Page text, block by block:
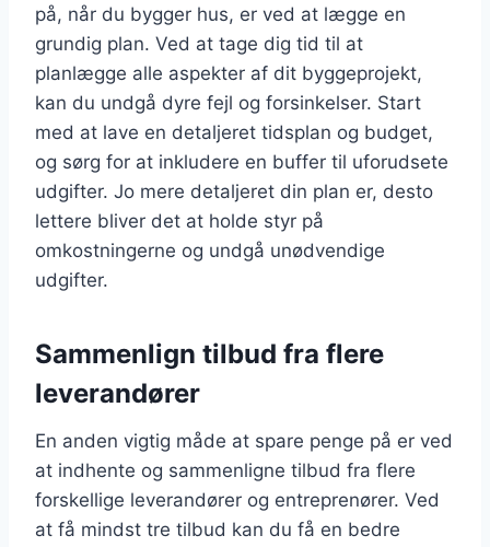
på, når du bygger hus, er ved at lægge en
grundig plan. Ved at tage dig tid til at
planlægge alle aspekter af dit byggeprojekt,
kan du undgå dyre fejl og forsinkelser. Start
med at lave en detaljeret tidsplan og budget,
og sørg for at inkludere en buffer til uforudsete
udgifter. Jo mere detaljeret din plan er, desto
lettere bliver det at holde styr på
omkostningerne og undgå unødvendige
udgifter.
Sammenlign tilbud fra flere
leverandører
En anden vigtig måde at spare penge på er ved
at indhente og sammenligne tilbud fra flere
forskellige leverandører og entreprenører. Ved
at få mindst tre tilbud kan du få en bedre